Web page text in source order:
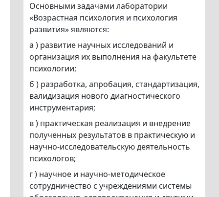
Основными задачами лаборатории
«Возрастная психология и психология
развития» являются:
а ) развитие научных исследований и
организация их выполнения на факультете
психологии;
б ) разработка, апробация, стандартизация,
валидизация нового диагностического
инструментария;
в ) практическая реализация и внедрение
полученных результатов в практическую и
научно-исследовательскую деятельность
психологов;
г ) научное и научно-методическое
сотрудничество с учреждениями системы